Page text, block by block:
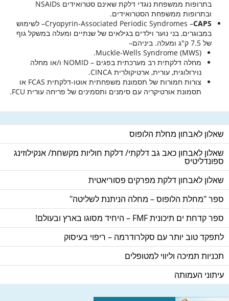
ובתרופות ממשפחת הסטרואידים.
Cryopyrin-Associated Periodic Syndromes –CAPS
– לשימוש
במבוגרים, בני נוער וילדים בגילאים של שנתיים ומעלה במשקל גוף
של 7.5 ק"ג ומעלה. ביניהם–
(Muckle-Wells Syndrome (MWS.
מחלה דלקתית רב מערכתית בפגים – NOMID ו/או מחלה
נוירולוגית, עורית, ארטיקולרית CINCA.
צורות חמורות של תסמונת משפחתית אוטו-דלקתית FCAS או
תסמונת אורטיקריה עם סימנים ותסמינים של פריחה עורית FCU.
שאלון לאבחון מחלת הלופוס
שאלון לאבחון כאב גב דלקתי/ דלקת חוליות מקשחת/ אנקילוזינג
ספונדליטיס
שאלון לאבחון דלקת מפרקים פסוריאטית
ספר "מחלת הלופוס – מחלה הניתנת לשליטה"
ספר קדחת ים תיכונית FMF – היחיד מסוגו בארץ ובעולם!
לתפקד טוב יותר עם סקלרודרמה – ריפוי בעיסוק
תכניות תמיכה וליווי למטופלים
עיתוני העמותה